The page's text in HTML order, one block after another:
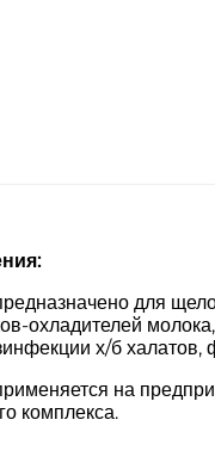
для
охладителей
х/б
на
комплекса.